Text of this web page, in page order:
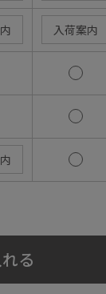
入荷案内
る